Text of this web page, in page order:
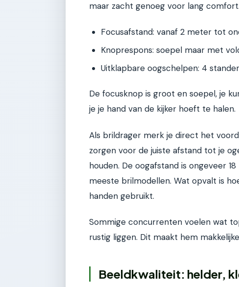
maar zacht genoeg voor lang comfort.
Focusafstand: vanaf 2 meter tot
Knoprespons: soepel maar met
Uitklapbare oogschelpen: 4
De focusknop is groot en soepel, je
je je hand van de kijker hoeft te halen.
Als brildrager merk je direct het
zorgen voor de juiste afstand tot je
houden. De oogafstand is ongeveer
meeste brilmodellen. Wat opvalt is
handen gebruikt.
Sommige concurrenten voelen wat
rustig liggen. Dit maakt hem
Beeldkwaliteit: helder,